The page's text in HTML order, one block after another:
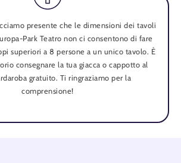
31.01.27 Domenica - 19:30
02.02.27 Martedì - 19:30
04.02.27 Giovedì - 19:30
05.02.27 Venerdì - 19:30
06.02.27 Sabato - 19:30
presente che le dimensioni dei tavoli
Park Teatro non ci consentono di fare
superiori a 8 persone a un unico tavolo. È
consegnare la tua giacca o cappotto al
gratuito. Ti ringraziamo per la
comprensione!